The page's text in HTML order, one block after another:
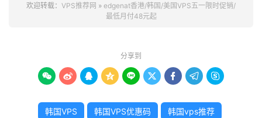
欢迎转载： VPS推荐网 » edgenat香港/韩国/美国VPS五一限时促销/
最低月付48元起
分享到
        
韩国VPS 韩国VPS优惠码 韩国vps推荐